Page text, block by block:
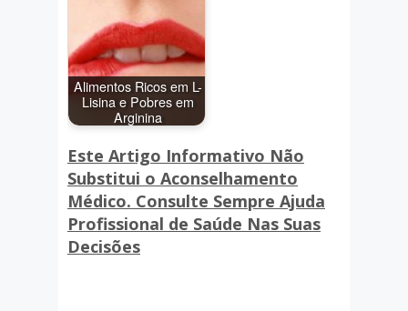
Alimentos Ricos em L-
Lisina e Pobres em
Arginina
Este Artigo Informativo Não
Substitui o Aconselhamento
Médico. Consulte Sempre Ajuda
Profissional de Saúde Nas Suas
Decisões